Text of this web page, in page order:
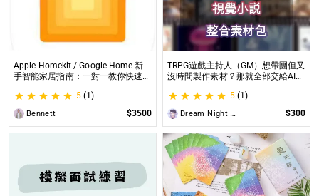
Apple Homekit / Google Home 新
手智能家居指南：一對一教你快速入
在線解答，輕鬆打造理想的智慧生活
5 (1)
Bennett $3500
TRPG遊戲主持人（GM）想帶團但又
沒時間製作素材？那就全部交給AI來
TRPG主持人（GM）們所開設的項
目，主要是為了讓主持人能少準備一
些東西。
5 (1)
Dream Night Butterfly $300